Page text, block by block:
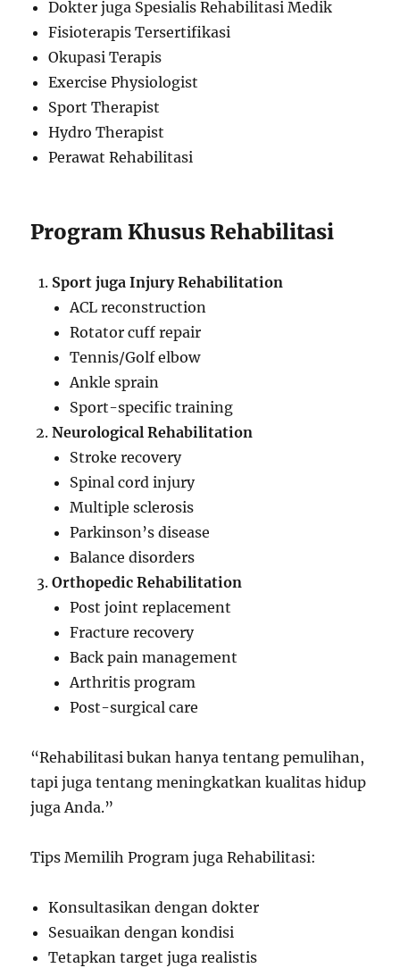
Dokter juga Spesialis Rehabilitasi Medik
Fisioterapis Tersertifikasi
Okupasi Terapis
Exercise Physiologist
Sport Therapist
Hydro Therapist
Perawat Rehabilitasi
Program Khusus Rehabilitasi
Sport juga Injury Rehabilitation
ACL reconstruction
Rotator cuff repair
Tennis/Golf elbow
Ankle sprain
Sport-specific training
Neurological Rehabilitation
Stroke recovery
Spinal cord injury
Multiple sclerosis
Parkinson’s disease
Balance disorders
Orthopedic Rehabilitation
Post joint replacement
Fracture recovery
Back pain management
Arthritis program
Post-surgical care
“Rehabilitasi bukan hanya tentang pemulihan,
tapi juga tentang meningkatkan kualitas hidup
juga Anda.”
Tips Memilih Program juga Rehabilitasi:
Konsultasikan dengan dokter
Sesuaikan dengan kondisi
Tetapkan target juga realistis